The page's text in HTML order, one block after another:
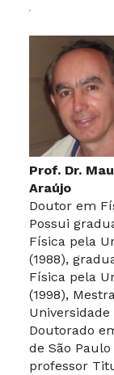
Prof. Dr.
Araújo
Doutor em
Possui
Física pela
(1988),
Física pela
(1998),
Universidade
Doutorado
de São
professor